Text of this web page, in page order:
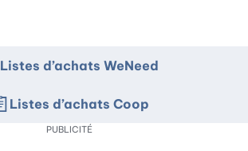
Listes d’achats WeNeed
Listes d’achats Coop
PUBLICITÉ